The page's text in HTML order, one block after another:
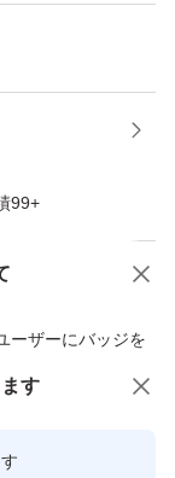
99+
ーザーにバッジを
ザーです
への質問
す